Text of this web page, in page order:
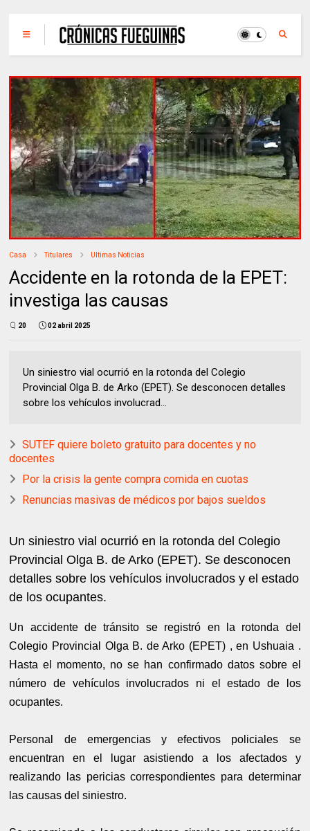
Casa Titulares Ultimas Noticias
Accidente en la rotonda de la EPET:
investiga las causas
20 02 abril 2025
Un siniestro vial ocurrió en la rotonda del Colegio
Provincial Olga B. de Arko (EPET). Se desconocen detalles
sobre los vehículos involucrad...
SUTEF quiere boleto gratuito para docentes y no
docentes
Por la crisis la gente compra comida en cuotas
Renuncias masivas de médicos por bajos sueldos
Un siniestro vial ocurrió en la rotonda del Colegio
Provincial Olga B. de Arko (EPET). Se desconocen
detalles sobre los vehículos involucrados y el estado
de los ocupantes.
Un accidente de tránsito se registró en la rotonda del
Colegio Provincial Olga B. de Arko (EPET) , en Ushuaia .
Hasta el momento, no se han confirmado datos sobre el
número de vehículos involucrados ni el estado de los
ocupantes.
Personal de emergencias y efectivos policiales se
encuentran en el lugar asistiendo a los afectados y
realizando las pericias correspondientes para determinar
las causas del siniestro.